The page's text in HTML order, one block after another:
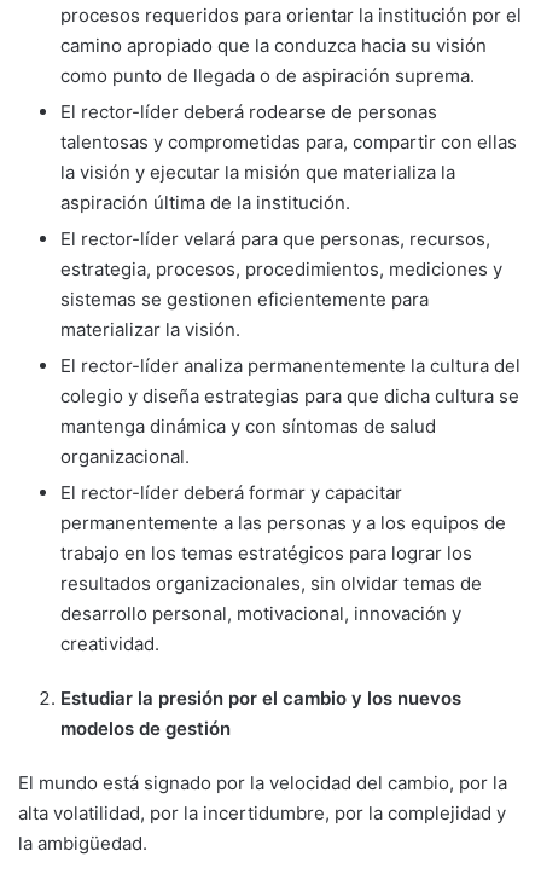
procesos requeridos para orientar la institución por el
camino apro­piado que la conduzca hacia su visión
como punto de llegada o de aspiración suprema.
El rector-líder deberá rodearse de personas
talentosas y comprometidas para, compar­tir con ellas
la visión y ejecutar la misión que materializa la
aspiración última de la institución.
El rector-líder velará para que personas, recursos,
estrategia, procesos, procedi­mientos, mediciones y
sistemas se gestio­nen eficientemente para
materializar la visión.
El rector-líder analiza permanentemente la cultura del
colegio y diseña estrategias para que dicha cultura se
mantenga dinámica y con síntomas de salud
organizacional.
El rector-líder deberá formar y capacitar
permanentemente a las personas y a los equipos de
trabajo en los temas estratégicos para lograr los
resultados organizacionales, sin olvidar temas de
desarrollo personal, motivacional, innovación y
creatividad.
Estudiar la presión por el cambio y los nuevos
modelos de gestión
El mundo está signado por la velocidad del cambio, por la
alta volatilidad, por la incerti­dumbre, por la complejidad y
la ambigüedad.